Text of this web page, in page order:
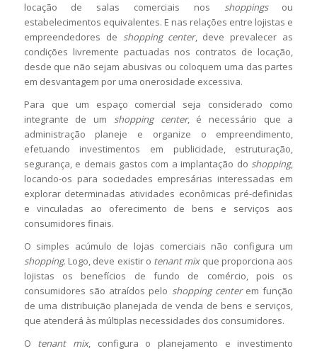
locação de salas comerciais nos shoppingsou
estabelecimentos equivalentes. E nas relações entre lojistas e
empreendedores de shopping center, deve prevalecer as
condições livremente pactuadas nos contratos de locação,
desde que não sejam abusivas ou coloquem uma das partes
em desvantagem por uma onerosidade excessiva.
Para que um espaço comercial seja considerado como
integrante de um shopping center, é necessário que a
administração planeje e organize o empreendimento,
efetuando investimentos em publicidade, estruturação,
segurança, e demais gastos com a implantação do shopping,
locando-os para sociedades empresárias interessadas em
explorar determinadas atividades econômicas pré-definidas
e vinculadas ao oferecimento de bens e serviços aos
consumidores finais.
O simples acúmulo de lojas comerciais não configura um
shopping. Logo, deve existir o tenant mixque proporciona aos
lojistas os benefícios de fundo de comércio, pois os
consumidores são atraídos pelo shopping centerem função
de uma distribuição planejada de venda de bens e serviços,
que atenderá às múltiplas necessidades dos consumidores.
O tenant mix, configura o planejamento e investimento